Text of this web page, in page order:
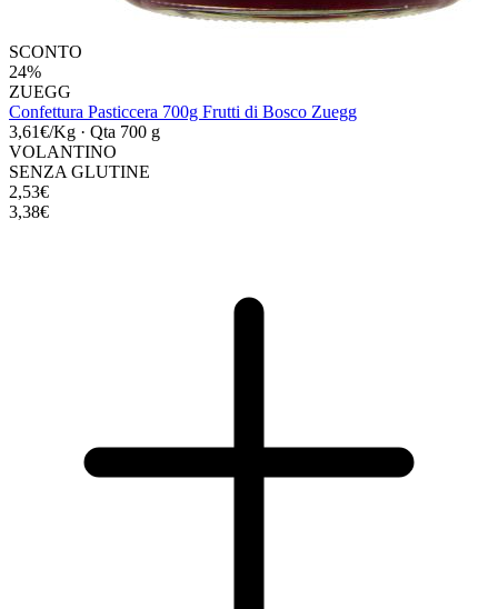
SCONTO
24%
ZUEGG
Confettura Pasticcera 700g Frutti di Bosco Zuegg
3,61€/Kg · Qta 700 g
VOLANTINO
SENZA GLUTINE
2,53€
3,38€